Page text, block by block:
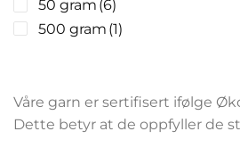
50 gram (6)
500 gram (1)
Våre garn er sertifisert ifølge
Dette betyr at de oppfyller de